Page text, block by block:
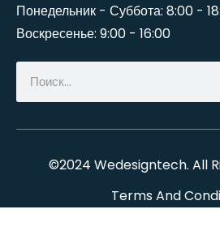
Понедельник - Суббота: 8:00 -
Воскресенье: 9:00 - 16:00
©2024 Wedesigntech. All
Terms And